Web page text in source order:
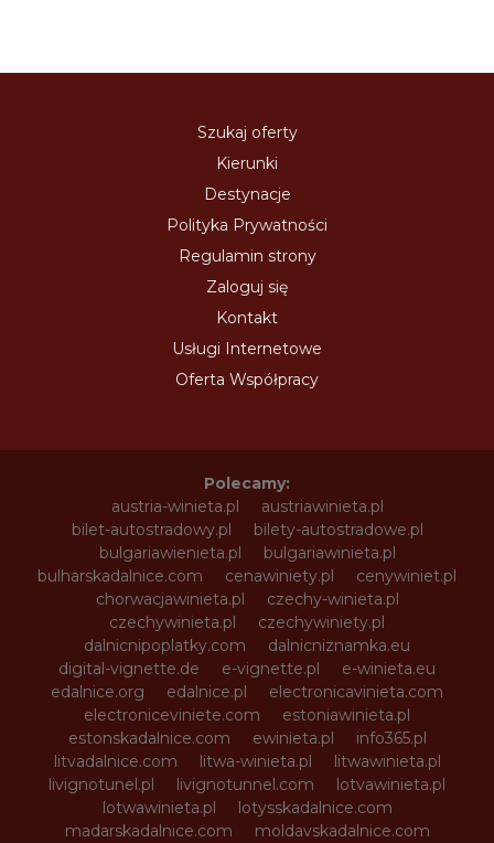
Szukaj oferty
Kierunki
Destynacje
Polityka Prywatności
Regulamin strony
Zaloguj się
Kontakt
Usługi Internetowe
Oferta Współpracy
Polecamy:
austria-winieta.pl
austriawinieta.pl
bilet-autostradowy.pl
bilety-autostradowe.pl
bulgariawienieta.pl
bulgariawinieta.pl
bulharskadalnice.com
cenawiniety.pl
cenywiniet.pl
chorwacjawinieta.pl
czechy-winieta.pl
czechywinieta.pl
czechywiniety.pl
dalnicnipoplatky.com
dalnicniznamka.eu
digital-vignette.de
e-vignette.pl
e-winieta.eu
edalnice.org
edalnice.pl
electronicavinieta.com
electroniceviniete.com
estoniawinieta.pl
estonskadalnice.com
ewinieta.pl
info365.pl
litvadalnice.com
litwa-winieta.pl
litwawinieta.pl
livignotunel.pl
livignotunnel.com
lotvawinieta.pl
lotwawinieta.pl
lotysskadalnice.com
madarskadalnice.com
moldavskadalnice.com